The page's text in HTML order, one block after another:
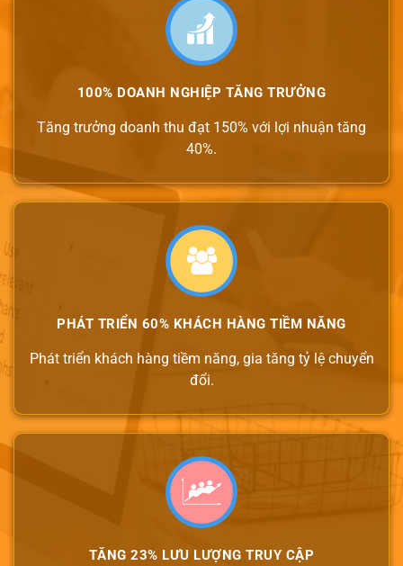
100% DOANH NGHIỆP TĂNG TRƯỞNG
Tăng trưởng doanh thu đạt 150% với lợi nhuận tăng
40%.
PHÁT TRIỂN 60% KHÁCH HÀNG TIỀM NĂNG
Phát triển khách hàng tiềm năng, gia tăng tỷ lệ chuyển
đổi.
TĂNG 23% LƯU LƯỢNG TRUY CẬP